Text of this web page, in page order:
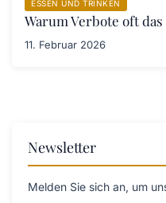
ESSEN UND TRINKEN
Warum Verbote oft
11. Februar 2026
Newsletter
Melden Sie sich an, um